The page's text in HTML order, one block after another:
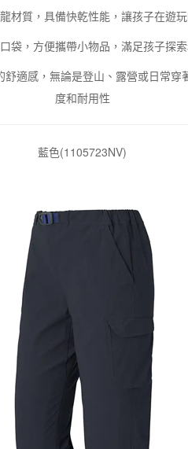
材質，具備快乾性能，讓孩子在遊
袋，方便攜帶小物品，滿足孩子探
適感，無論是登山、露營或日常穿
度和耐用性
藍色(1105723NV)